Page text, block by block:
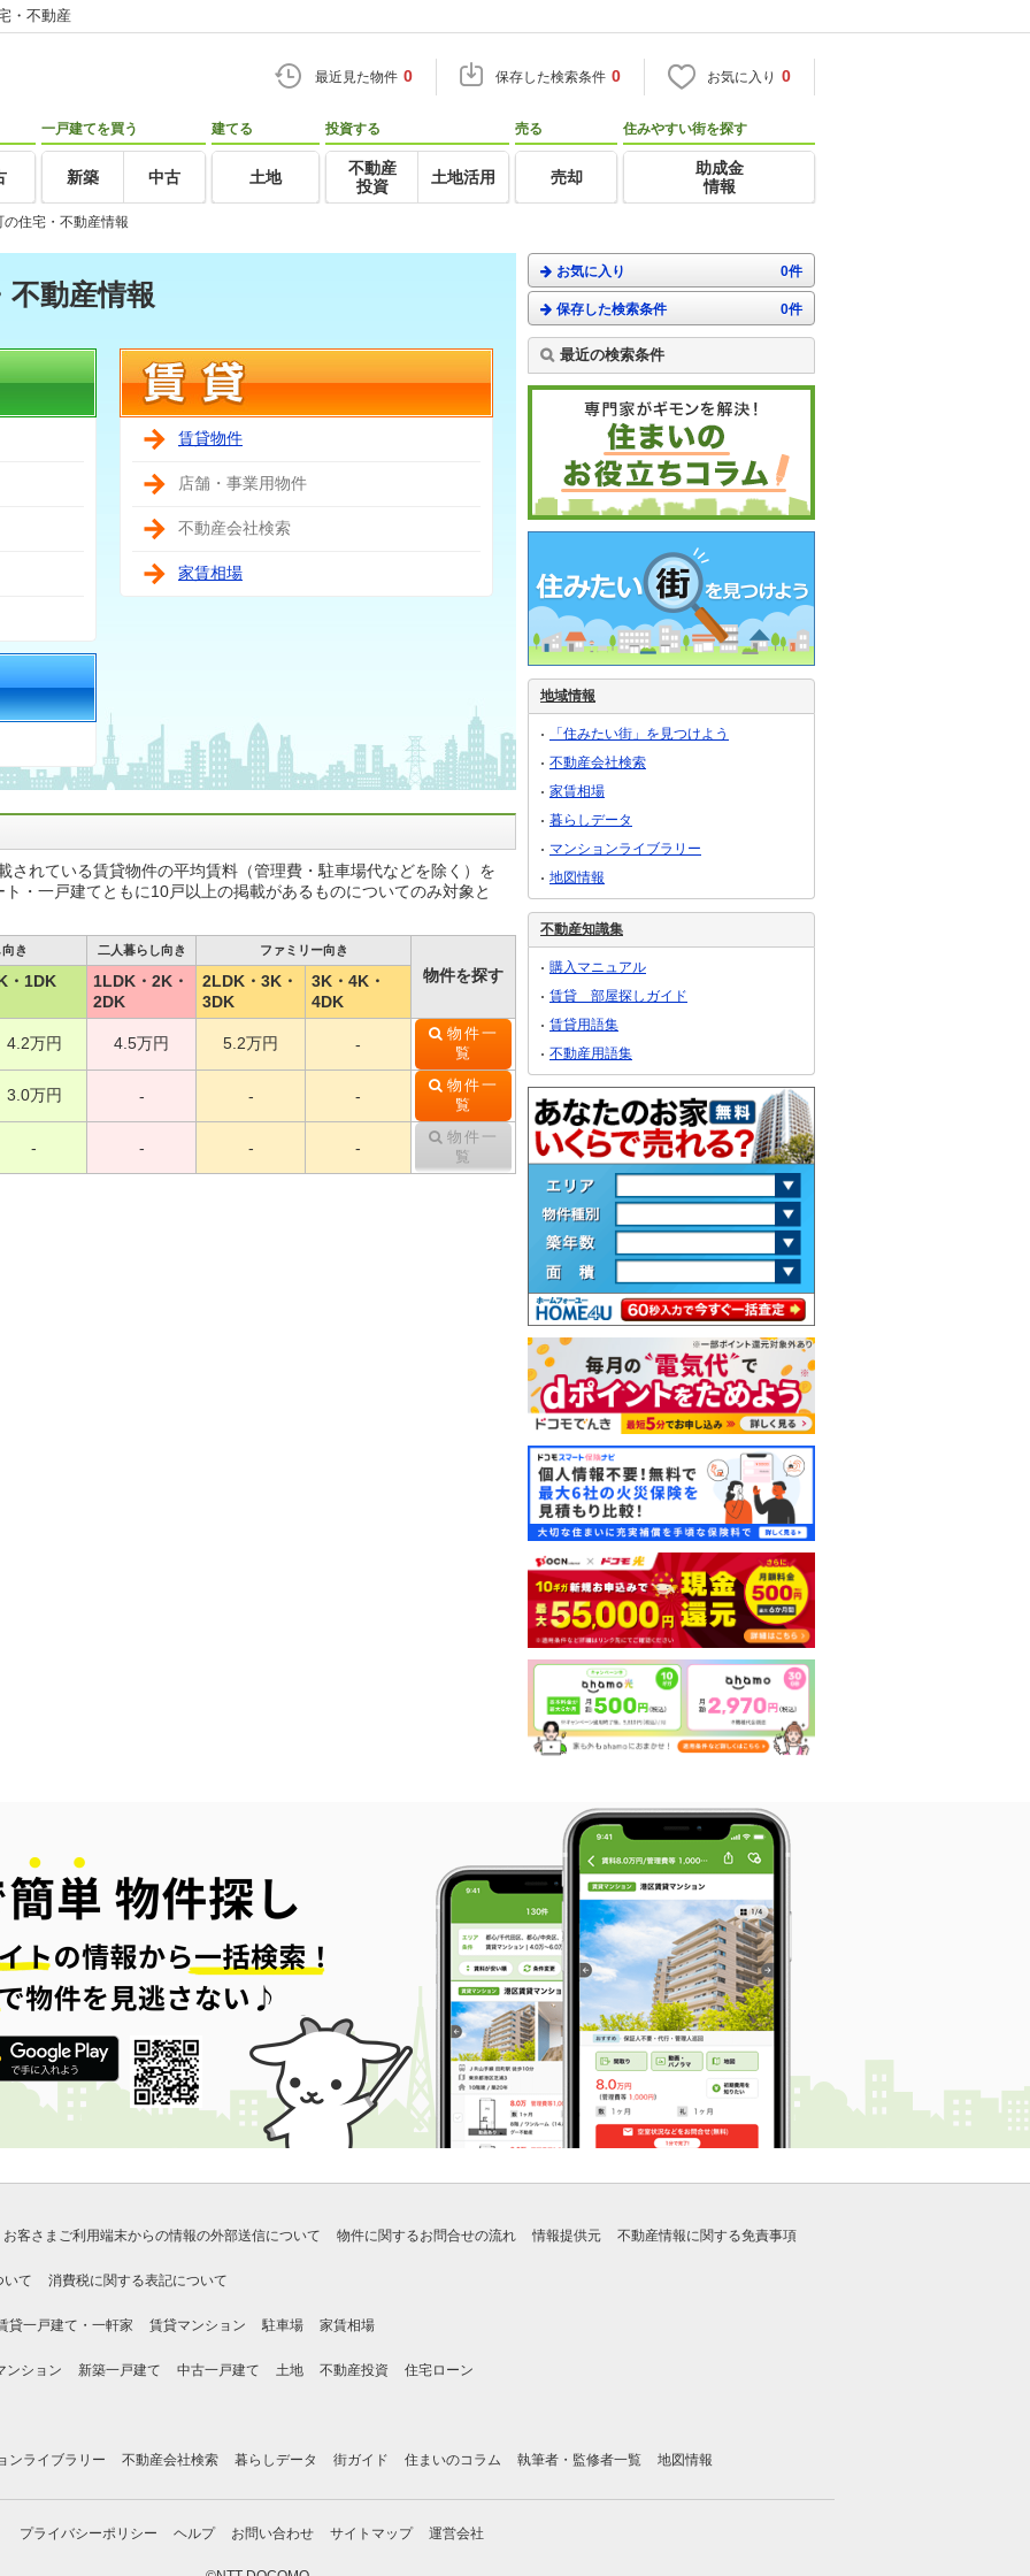
・不動産
最近見た物件 0 保存した検索条件 0 お気に入り 0
一戸建てを買う
新築 中古
建てる
土地
投資する
不動産
投資
土地活用
売る
売却
住みやすい街を探す
助成金
情報
の住宅・不動産情報
不動産情報
賃貸物件
店舗・事業用物件
不動産会社検索
家賃相場
されている賃貸物件の平均賃料（管理費・駐車場代などを除く）を
・一戸建てともに10戸以上の掲載があるものについてのみ対象と
き 二人暮らし向き ファミリー向き
物件を探す
・1DK
1LDK・2K・
2DK
2LDK・3K・
3DK
3K・4K・
4DK
4.2万円 4.5万円 5.2万円 -
物件一
覧
3.0万円 - - -
物件一
覧
- - - -
物件一
覧
お気に入り 0件
保存した検索条件 0件
最近の検索条件
地域情報
「住みたい街」を見つけよう
不動産会社検索
家賃相場
暮らしデータ
マンションライブラリー
地図情報
不動産知識集
購入マニュアル
賃貸 部屋探しガイド
賃貸用語集
不動産用語集
お客さまご利用端末からの情報の外部送信について 物件に関するお問合せの流れ 情報提供元 不動産情報に関する免責事項
いて 消費税に関する表記について
貸一戸建て・一軒家 賃貸マンション 駐車場 家賃相場
ンション 新築一戸建て 中古一戸建て 土地 不動産投資 住宅ローン
ンライブラリー 不動産会社検索 暮らしデータ 街ガイド 住まいのコラム 執筆者・監修者一覧 地図情報
プライバシーポリシー ヘルプ お問い合わせ サイトマップ 運営会社